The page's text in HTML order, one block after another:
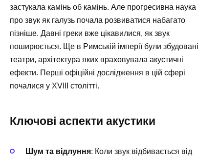
застукала камінь об камінь. Але прогресивна наука
про звук як галузь почала розвиватися набагато
пізніше. Давні греки вже цікавилися, як звук
поширюється. Ще в Римській імперії були збудовані
театри, архітектура яких враховувала акустичні
ефекти. Перші офіційні дослідження в цій сфері
почалися у XVIII столітті.
Ключові аспекти акустики
Шум та відлуння: Коли звук відбивається від